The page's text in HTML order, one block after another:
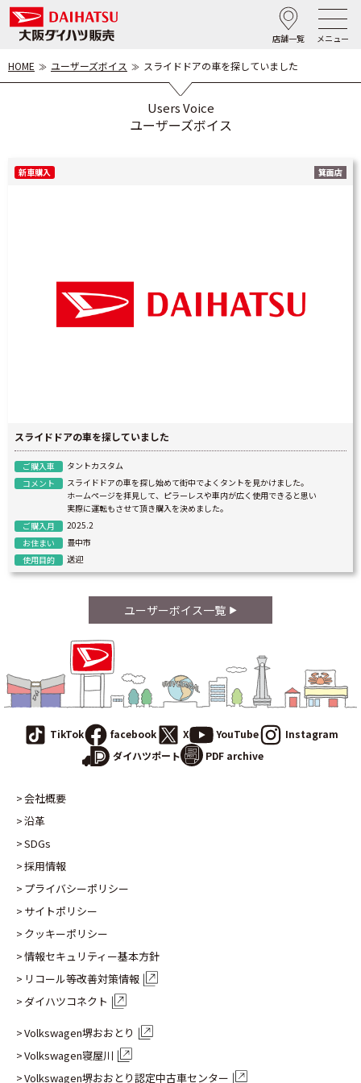
店舗一覧 メニュー
HOME ユーザーズボイス スライドドアの車を探していました
Users Voice
ユーザーズボイス
新車購入 箕面店
スライドドアの車を探していました
ご購入車
タントカスタム
コメント
スライドドアの車を探し始めて街中でよくタントを見かけました。
ホームページを拝見して、ピラーレスや車内が広く使用できると思い
実際に運転もさせて頂き購入を決めました。
ご購入月
2025.2
お住まい
豊中市
使用目的
送迎
ユーザーボイス一覧
TikTok facebook X YouTube
Instagram
ダイハツポート
PDF archive
会社概要
沿革
SDGs
採用情報
プライバシーポリシー
サイトポリシー
クッキーポリシー
情報セキュリティー基本方針
リコール等改善対策情報
ダイハツコネクト
Volkswagen堺おおとり
Volkswagen寝屋川
Volkswagen堺おおとり認定中古車センター